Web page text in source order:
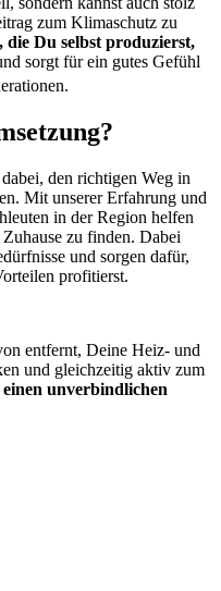
zum Klimaschutz zu
Du selbst produzierst,
sorgt für ein gutes Gefühl
den richtigen Weg in
Mit unserer Erfahrung und
in der Region helfen
zu finden. Dabei
und sorgen dafür,
profitierst.
entfernt, Deine Heiz- und
und gleichzeitig aktiv zum
einen unverbindlichen